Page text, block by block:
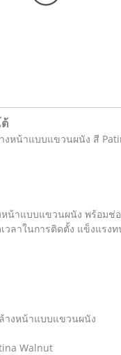
งหน้าแบบแขวนผนัง สี
หน้าแบบแขวนผนัง พร้อมช่
วลาในการติดตั้ง แข็งแรง
างหน้าแบบแขวนผนัง
Walnut